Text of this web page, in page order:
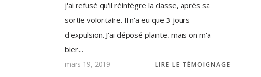
j'ai refusé qu'il réintègre la classe, après sa
sortie volontaire. Il n'a eu que 3 jours
d'expulsion. J'ai déposé plainte, mais on m'a
bien...
mars 19, 2019 LIRE LE TÉMOIGNAGE